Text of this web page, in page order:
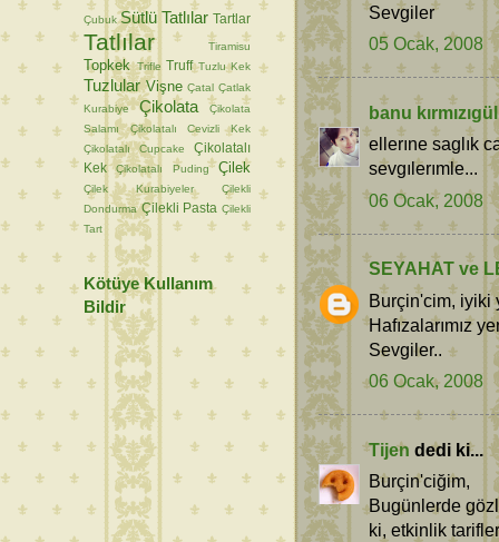
Sevgiler
05 Ocak, 2008
banu kırmızıgül
ellerıne saglık
sevgılerımle...
06 Ocak, 2008
SEYAHAT ve
Burçin'cim, iyiki
Hafızalarımız
Sevgiler..
06 Ocak, 2008
Tijen dedi ki...
Burçin'ciğim,
Bugünlerde
ki, etkinlik
Çubuk Sütlü Tatlılar Tartlar
Tatlılar Tiramisu
Topkek Trifle Truff Tuzlu Kek
Tuzlular Vişne Çatal Çatlak
Kurabiye
Çikolata
Çikolata
Salamı
Çikolatalı Cevizli Kek
Çikolatalı Cupcake
Çikolatalı
Kek
Çikolatalı Puding Çilek
Çilek Kurabiyeler
Çilekli
Dondurma Çilekli Pasta Çilekli
Tart
Kötüye Kullanım
Bildir